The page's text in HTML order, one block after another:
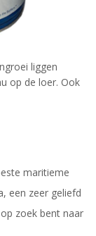
liggen
op de loer. Ook
maritieme
een zeer geliefd
zoek bent naar